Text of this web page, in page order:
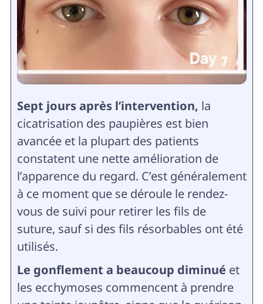
Sept jours après l’intervention, la
cicatrisation des paupières est bien
avancée et la plupart des patients
constatent une nette amélioration de
l’apparence du regard. C’est généralement
à ce moment que se déroule le rendez-
vous de suivi pour retirer les fils de
suture, sauf si des fils résorbables ont été
utilisés.
Le gonflement a beaucoup diminué et
les ecchymoses commencent à prendre